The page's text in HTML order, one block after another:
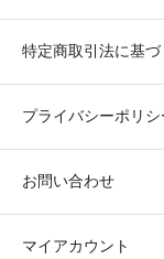
特定商取引法に基
プライバシーポリシ
お問い合わせ
マイアカウント